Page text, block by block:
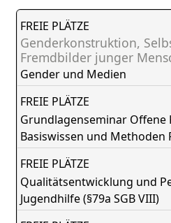
FREIE PLÄTZE
Genderkonstruktion,
Fremdbilder junger
Gender und Medien
FREIE PLÄTZE
Grundlagenseminar Offene
Basiswissen und
FREIE PLÄTZE
Qualitätsentwicklung und
Jugendhilfe (§79a SGB VIII)